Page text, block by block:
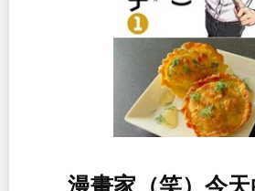
漫畫家（笑）今